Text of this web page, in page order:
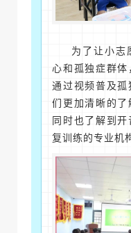
为了让小志
心和孤独症群体
通过视频普及
们更加清晰的了
同时也了解到
复训练的专业机